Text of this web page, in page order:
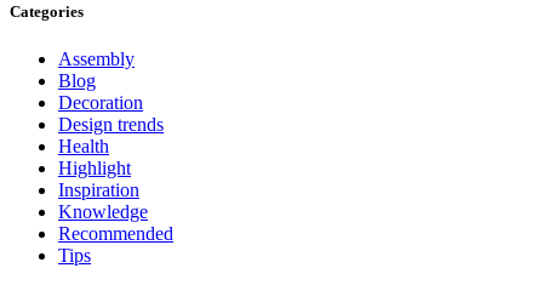
Categories
Assembly
Blog
Decoration
Design trends
Health
Highlight
Inspiration
Knowledge
Recommended
Tips